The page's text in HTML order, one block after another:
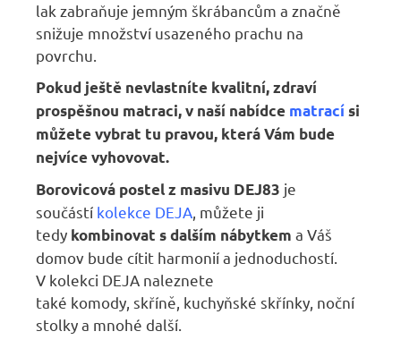
lak zabraňuje jemným škrábancům a značně
snižuje množství usazeného prachu na
povrchu.
Pokud ještě nevlastníte kvalitní, zdraví
prospěšnou matraci, v naší nabídce matracísi
můžete vybrat tu pravou, která Vám bude
nejvíce vyhovovat.
Borovicová postel z masivu DEJ83 je
součástí kolekce DEJA, můžete ji
tedy kombinovat s dalším nábytkem a Váš
domov bude cítit harmonií a jednoduchostí.
V kolekci DEJA naleznete
také komody, skříně, kuchyňské skřínky, noční
stolky a mnohé další.